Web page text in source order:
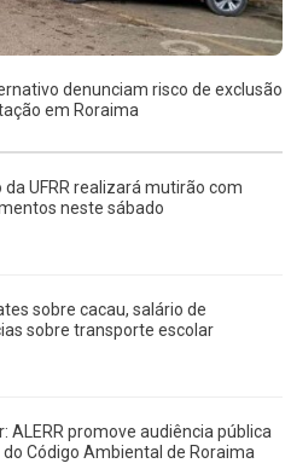
denunciam risco de exclusão
em Roraima
da UFRR realizará mutirão com
neste sábado
sobre cacau, salário de
sobre transporte escolar
ALERR promove audiência pública
Código Ambiental de Roraima